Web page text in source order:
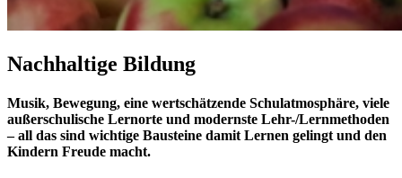
Nachhaltige Bildung
Musik, Bewegung, eine wertschätzende Schulatmosphäre, viele
außerschulische Lernorte und modernste Lehr-/Lernmethoden
– all das sind wichtige Bausteine damit Lernen gelingt und den
Kindern Freude macht.